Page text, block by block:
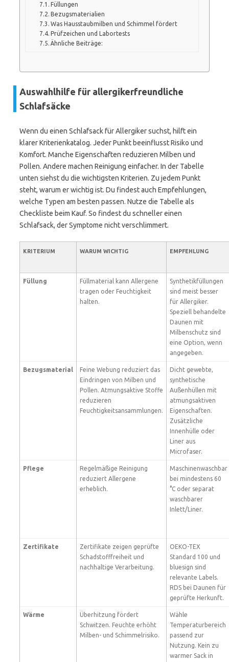
Füllungen
Bezugsmaterialien
Was Hausstaubmilben und Schimmel fördert
Prüfzeichen und Labortests
Ähnliche Beiträge:
Auswahlhilfe für allergikerfreundliche
Schlafsäcke
Wenn du einen Schlafsack für Allergiker suchst, hilft ein
klarer Kriterienkatalog. Jeder Punkt beeinflusst Risiko und
Komfort. Manche Eigenschaften reduzieren Milben und
Pollen. Andere machen Reinigung einfacher. In der Tabelle
unten siehst du die wichtigsten Kriterien. Zu jedem Punkt
steht, warum er wichtig ist. Du findest auch Empfehlungen,
welche Typen am besten passen. Nutze die Tabelle als
Checkliste beim Kauf. So findest du schneller einen
Schlafsack, der Symptome nicht verschlimmert.
KRITERIUM WARUM WICHTIG EMPFEHLUNG
Füllung
Füllmaterial kann Allergene
tragen oder Feuchtigkeit
halten.
Synthetikfüllungen
sind meist besser
für Allergiker.
Speziell behandelte
Daunen mit
Milbenschutz sind
eine Option, wenn
angegeben.
Bezugsmaterial
Feine Webung reduziert das
Eindringen von Milben und
Pollen. Atmungsaktive Stoffe
reduzieren
Feuchtigkeitsansammlungen.
Dicht gewebte,
synthetische
Außenhüllen mit
atmungsaktiven
Eigenschaften.
Zusätzliche
Innenhülle oder
Liner aus
Microfaser.
Pflege
Regelmäßige Reinigung
reduziert Allergene
erheblich.
Maschinenwaschbar
bei mindestens 60
°C oder separat
waschbarer
Inlett/Liner.
Zertifikate
Zertifikate zeigen geprüfte
Schadstofffreiheit und
nachhaltige Verarbeitung.
OEKO-TEX
Standard 100 und
bluesign sind
relevante Labels.
RDS bei Daunen für
geprüfte Herkunft.
Wärme
Überhitzung fördert
Schwitzen. Feuchte erhöht
Milben- und Schimmelrisiko.
Wähle
Temperaturbereich
passend zur
Nutzung. Kein zu
warmer Sack in